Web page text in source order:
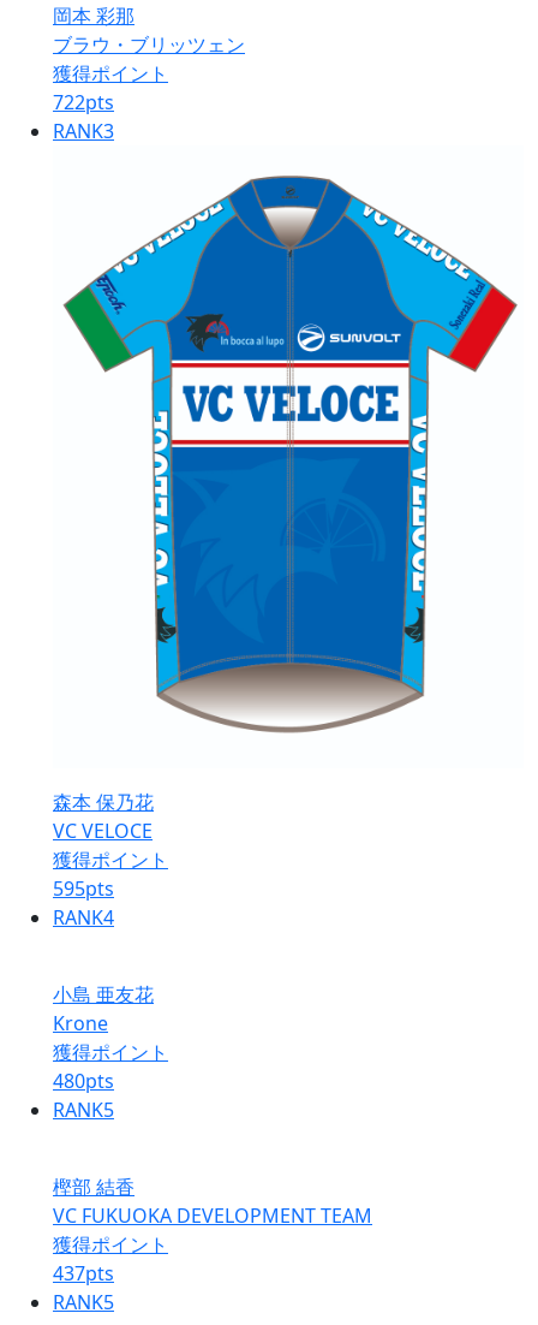
岡本 彩那
ブラウ・ブリッツェン
獲得ポイント
722pts
RANK3
森本 保乃花
VC VELOCE
獲得ポイント
595pts
RANK4
小島 亜友花
Krone
獲得ポイント
480pts
RANK5
樫部 結香
VC FUKUOKA DEVELOPMENT TEAM
獲得ポイント
437pts
RANK5